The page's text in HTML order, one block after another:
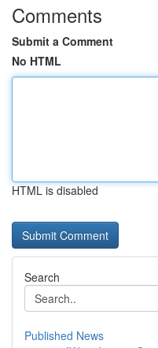
Comments
Submit a Comment
No HTML
HTML is disabled
Search
Published News